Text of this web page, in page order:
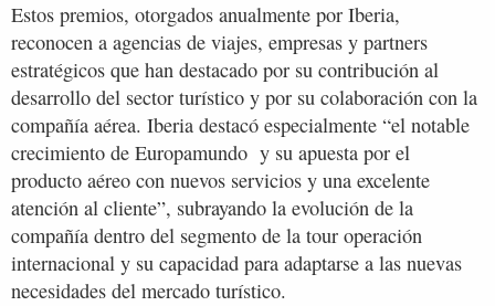
Estos premios, otorgados anualmente por Iberia,
reconocen a agencias de viajes, empresas y partners
estratégicos que han destacado por su contribución al
desarrollo del sector turístico y por su colaboración con la
compañía aérea. Iberia destacó especialmente “el notable
crecimiento de Europamundo y su apuesta por el
producto aéreo con nuevos servicios y una excelente
atención al cliente”, subrayando la evolución de la
compañía dentro del segmento de la tour operación
internacional y su capacidad para adaptarse a las nuevas
necesidades del mercado turístico.